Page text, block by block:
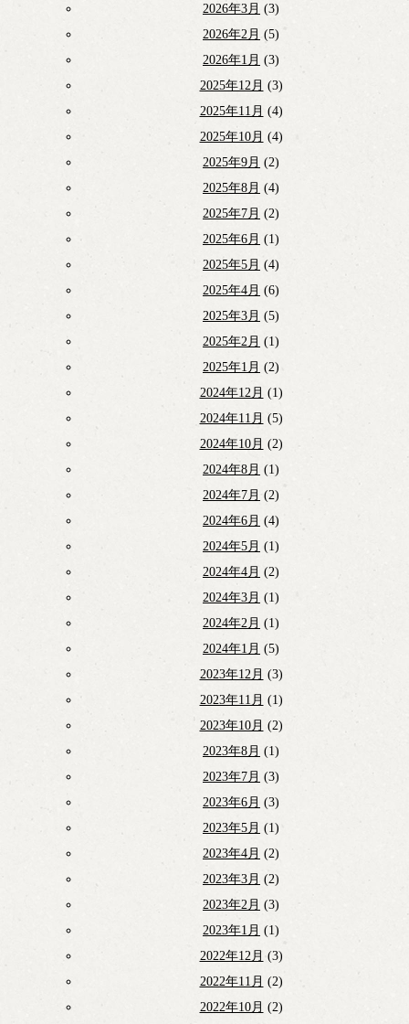
2026年3月 (3)
2026年2月 (5)
2026年1月 (3)
2025年12月 (3)
2025年11月 (4)
2025年10月 (4)
2025年9月 (2)
2025年8月 (4)
2025年7月 (2)
2025年6月 (1)
2025年5月 (4)
2025年4月 (6)
2025年3月 (5)
2025年2月 (1)
2025年1月 (2)
2024年12月 (1)
2024年11月 (5)
2024年10月 (2)
2024年8月 (1)
2024年7月 (2)
2024年6月 (4)
2024年5月 (1)
2024年4月 (2)
2024年3月 (1)
2024年2月 (1)
2024年1月 (5)
2023年12月 (3)
2023年11月 (1)
2023年10月 (2)
2023年8月 (1)
2023年7月 (3)
2023年6月 (3)
2023年5月 (1)
2023年4月 (2)
2023年3月 (2)
2023年2月 (3)
2023年1月 (1)
2022年12月 (3)
2022年11月 (2)
2022年10月 (2)